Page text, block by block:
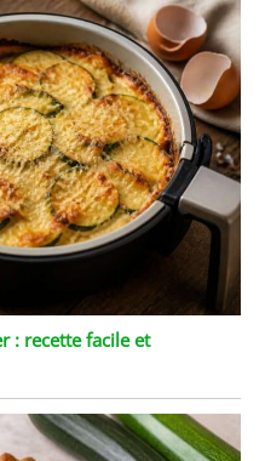
: recette facile et